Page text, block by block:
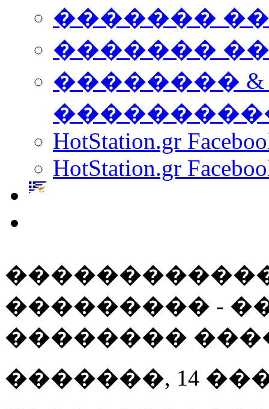
�������
������� ���
��������
HotStation.gr
HotStation.gr
��������� -
��������
�������, 14 ���